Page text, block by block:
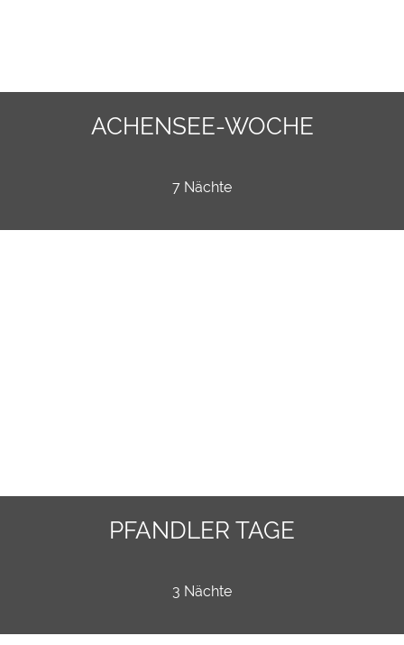
ACHENSEE-WOCHE
7 Nächte
PFANDLER TAGE
3 Nächte